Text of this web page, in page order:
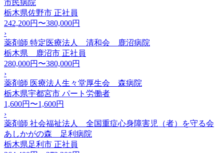
市民病院
栃木県佐野市 正社員
242,200円〜380,000円
›
薬剤師 特定医療法人 清和会 鹿沼病院
栃木県 鹿沼市 正社員
280,000円〜380,000円
›
薬剤師 医療法人生々堂厚生会 森病院
栃木県宇都宮市 パート労働者
1,600円〜1,600円
›
薬剤師 社会福祉法人 全国重症心身障害児（者）を守る会
あしかがの森 足利病院
栃木県足利市 正社員